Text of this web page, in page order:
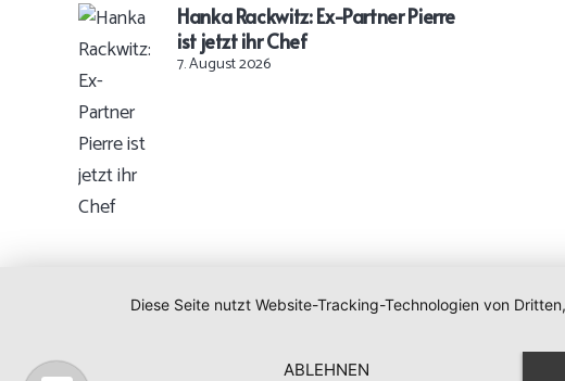
Hanka Rackwitz: Ex-Partner Pierre
ist jetzt ihr Chef
7. August 2026
Diese Seite nutzt Website-Tracking-Technologien von
ABLEHNEN